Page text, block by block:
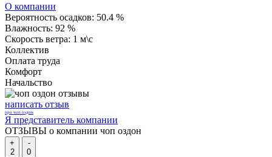
О компании
Вероятность осадков: 50.4 %
Влажность: 92 %
Скорость ветра: 1 м\с
Коллектив
Оплата труда
Комфорт
Начальство
написать отзыв
про чоп оздон
Я представитель компании
ОТЗЫВЫ о компании чоп оздон
+
2
-
0